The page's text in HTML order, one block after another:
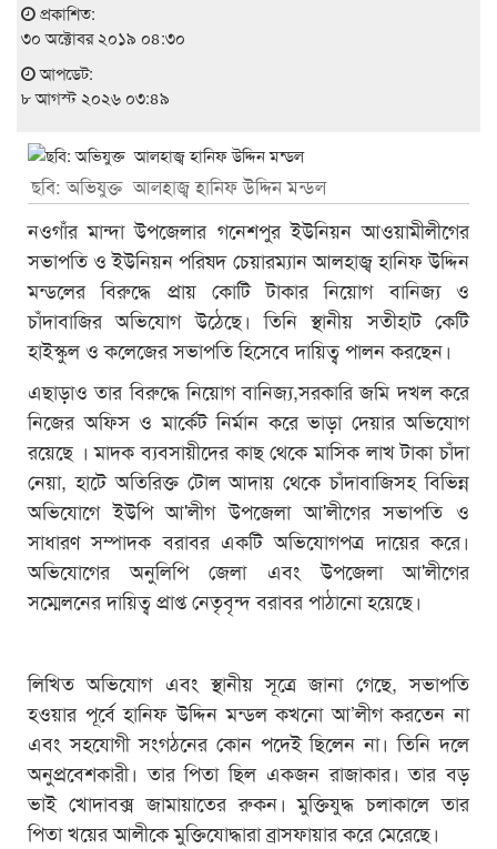
প্রকাশিত:
৩০ অক্টোবর ২০১৯ ০৪:৩০
আপডেট:
৮ আগস্ট ২০২৬ ০৩:৪৯
ছবি: অভিযুক্ত আলহাজ্ব হানিফ উদ্দিন মন্ডল
নওগাঁর মান্দা উপজেলার গনেশপুর ইউনিয়ন আওয়ামীলীগের
সভাপতি ও ইউনিয়ন পরিষদ চেয়ারম্যান আলহাজ্ব হানিফ উদ্দিন
মন্ডলের বিরুদ্ধে প্রায় কোটি টাকার নিয়োগ বানিজ্য ও
চাঁদাবাজির অভিযোগ উঠেছে। তিনি স্থানীয় সতীহাট কেটি
হাইস্কুল ও কলেজের সভাপতি হিসেবে দায়িত্ব পালন করছেন।
এছাড়াও তার বিরুদ্ধে নিয়োগ বানিজ্য,সরকারি জমি দখল করে
নিজের অফিস ও মার্কেট নির্মান করে ভাড়া দেয়ার অভিযোগ
রয়েছে । মাদক ব্যবসায়ীদের কাছ থেকে মাসিক লাখ টাকা চাঁদা
নেয়া, হাটে অতিরিক্ত টোল আদায় থেকে চাঁদাবাজিসহ বিভিন্ন
অভিযোগে ইউপি আ'লীগ উপজেলা আ'লীগের সভাপতি ও
সাধারণ সম্পাদক বরাবর একটি অভিযোগপত্র দায়ের করে।
অভিযোগের অনুলিপি জেলা এবং উপজেলা আ'লীগের
সম্মেলনের দায়িত্ব প্রাপ্ত নেতৃবৃন্দ বরাবর পাঠানো হয়েছে।
লিখিত অভিযোগ এবং স্থানীয় সূত্রে জানা গেছে, সভাপতি
হওয়ার পূর্বে হানিফ উদ্দিন মন্ডল কখনো আ’লীগ করতেন না
এবং সহযোগী সংগঠনের কোন পদেই ছিলেন না। তিনি দলে
অনুপ্রবেশকারী। তার পিতা ছিল একজন রাজাকার। তার বড়
ভাই খোদাবক্স জামায়াতের রুকন। মুক্তিযুদ্ধ চলাকালে তার
পিতা খয়ের আলীকে মুক্তিযোদ্ধারা ব্রাসফায়ার করে মেরেছে।